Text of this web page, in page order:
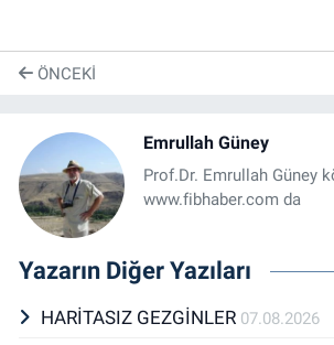
ÖNCEKI
Emrullah Güney
Prof.Dr. Emrullah Güney
www.fibhaber.com da
Yazarın Diğer Yazıları
HARİTASIZ GEZGİNLER 07.08.2026